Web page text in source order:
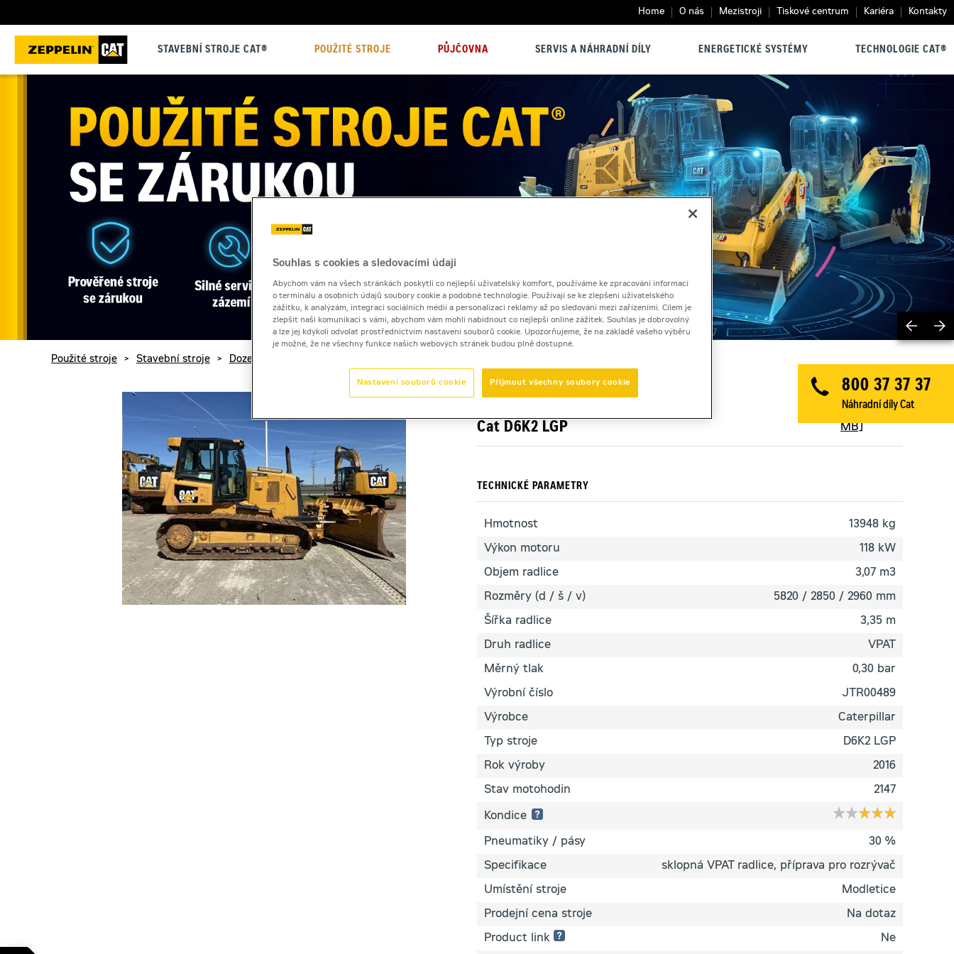
Home O nás Mezistroji Tiskové centrum Kariéra Kontakty
STAVEBNÍ STROJE CAT® POUŽITÉ STROJE PŮJČOVNA SERVIS A NÁHRADNÍ DÍLY ENERGETICKÉ SYSTÉMY TECHNOLOGIE CAT®
800 37 37 37
Náhradní díly Cat
Použité stroje > Stavební stroje > Dozery
Cat D6K2 LGP
Produktový
MB]
TECHNICKÉ PARAMETRY
Hmotnost 13948 kg
Výkon motoru 118 kW
Objem radlice 3,07 m3
Rozměry (d / š / v) 5820 / 2850 / 2960 mm
Šířka radlice 3,35 m
Druh radlice VPAT
Měrný tlak 0,30 bar
Výrobní číslo JTR00489
Výrobce Caterpillar
Typ stroje D6K2 LGP
Rok výroby 2016
Stav motohodin 2147
Kondice
1 hvězdička:
stav
–
není
funkční
Pneumatiky / pásy 30 %
Specifikace sklopná VPAT radlice, příprava pro rozrývač
Umístění stroje Modletice
Prodejní cena stroje Na dotaz
Product link Ne
Souhlas s cookies a sledovacími údaji
Abychom vám na všech stránkách poskytli co nejlepší uživatelský komfort, používáme ke zpracování informací
o terminálu a osobních údajů soubory cookie a podobné technologie. Používají se ke zlepšení uživatelského
zážitku, k analýzám, integraci sociálních médií a personalizaci reklamy až po sledování mezi zařízeními. Cílem je
zlepšit naši komunikaci s vámi, abychom vám mohli nabídnout co nejlepší online zážitek. Souhlas je dobrovolný
a lze jej kdykoli odvolat prostřednictvím nastavení souborů cookie. Upozorňujeme, že na základě vašeho výběru
je možné, že ne všechny funkce našich webových stránek budou plně dostupné.
Přijmout všechny soubory cookie
Nastavení souborů cookie